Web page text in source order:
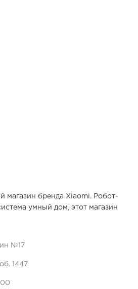
магазин бренда Xiaomi. Робот-
умный дом, этот магазин
№17
1447